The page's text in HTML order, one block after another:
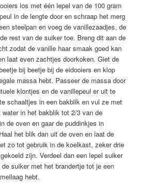
los met één lepel van de 100 gram
in de lengte door en schraap het merg
steelpan en voeg de vanillezaadjes, de
rest van de suiker toe. Breng dit aan de
zodat de vanille haar smaak goed kan
laat even zachtjes doorkoken. Giet de
bij beetje bij de eidooiers en klop
massa hebt. Passeer de massa door
klontjes en de vanillepeul er uit te
schaaltjes in een bakblik en vul ze met
in het bakblik tot 2/3 van de
de oven en gaar de puddinkjes in
het blik dan uit de oven en laat de
zo tot gebruik in de koelkast, zeker drie
zijn. Verdeel dan een lepel suiker
suiker met het brandertje tot je een
hebt.